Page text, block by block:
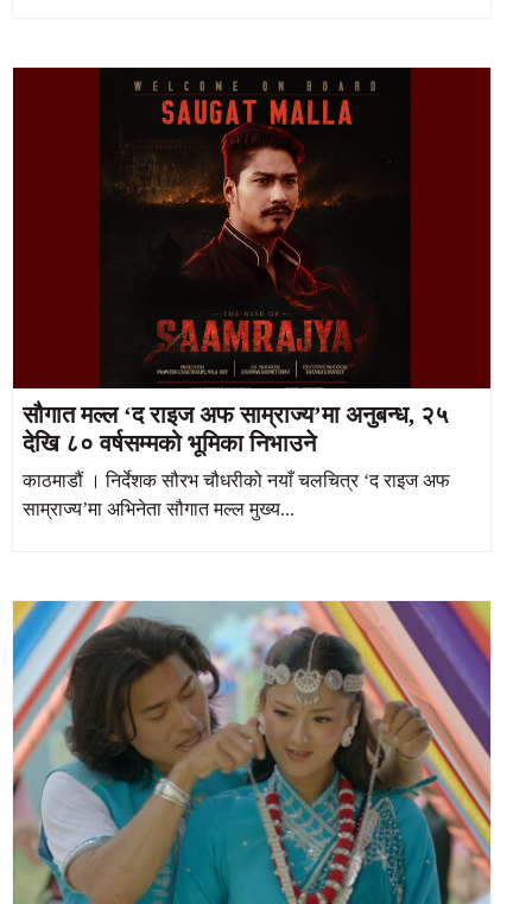
सौगात मल्ल ‘द राइज अफ साम्राज्य’मा अनुबन्ध, २५
देखि ८० वर्षसम्मको भूमिका निभाउने
काठमाडौं । निर्देशक सौरभ चौधरीको नयाँ चलचित्र ‘द राइज अफ
साम्राज्य’मा अभिनेता सौगात मल्ल मुख्य...